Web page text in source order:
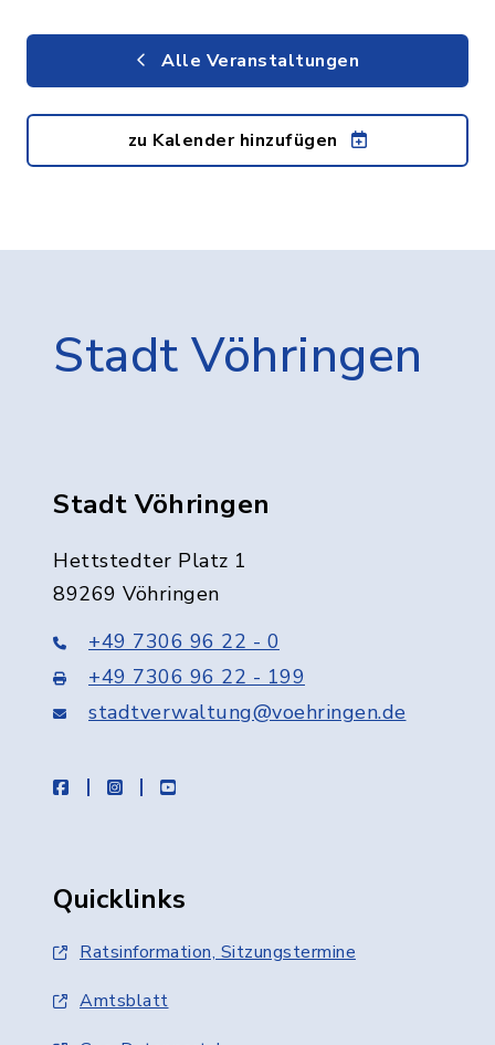
Alle Veranstaltungen
zu Kalender hinzufügen
Stadt Vöhringen
Stadt Vöhringen
Hettstedter Platz 1
89269 Vöhringen
+49 7306 96 22 - 0
+49 7306 96 22 - 199
stadtverwaltung@voehringen.de
facebookinstagramyoutube
Quicklinks
Ratsinformation, Sitzungstermine
Amtsblatt